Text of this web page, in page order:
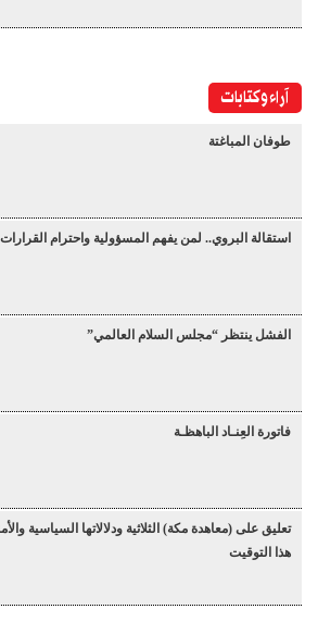
آراء وكتابات
طوفان المباغتة
استقالة البروي.. لمن يفهم المسؤولية واحترام القرارات
الفشل ينتظر “مجلس السلام العالمي”
فاتورة العِنـاد الباهظـة
تعليق على (معاهدة مكة) الثلاثية ودلالاتها السياسية
هذا التوقيت